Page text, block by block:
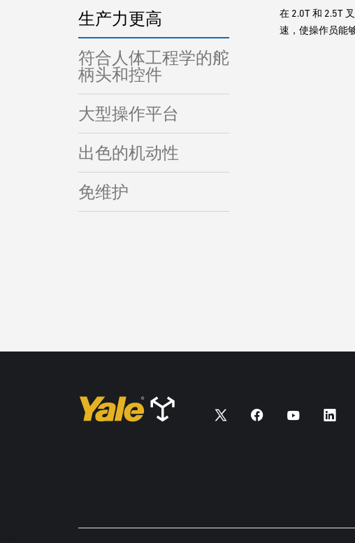
生产力更高
符合人体工程学的舵
柄头和控件
大型操作平台
出色的机动性
免维护
在 2.0T 和 2.5T
速，使操作员能